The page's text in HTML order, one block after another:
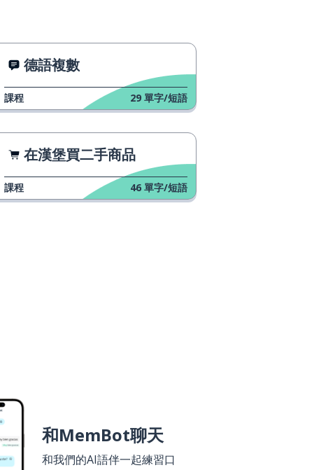
德語複數
課程 29 單字/短語
在漢堡買二手商品
課程 46 單字/短語
和MemBot聊天
和我們的AI語伴一起練習口